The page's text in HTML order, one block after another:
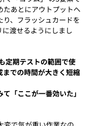
たあとにアウトプットへ
、フラッシュカードを
渡せるようにしまし
定期テストの範囲で使
での時間が大きく短縮
「ここが一番効いた」